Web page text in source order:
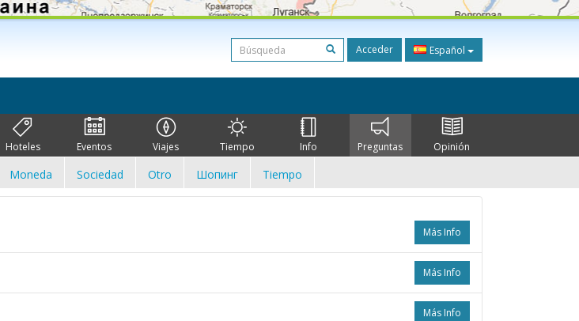
Acceder Español
Hoteles Eventos Viajes Tiempo Info Preguntas Opinión
Moneda Sociedad Otro Шопинг Tiempo
Más Info
Más Info
Más Info